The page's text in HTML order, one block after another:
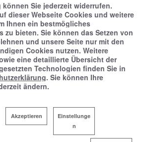
können Sie jederzeit widerrufen.
dieser Webseite Cookies und weitere
Ihnen ein bestmögliches
zu bieten. Sie können das Setzen von
und unsere Seite nur mit den
Cookies nutzen. Weitere
eine detaillierte Übersicht der
Technologien finden Sie in
. Sie können Ihre
ändern.
Akzeptieren
Einstellunge
n